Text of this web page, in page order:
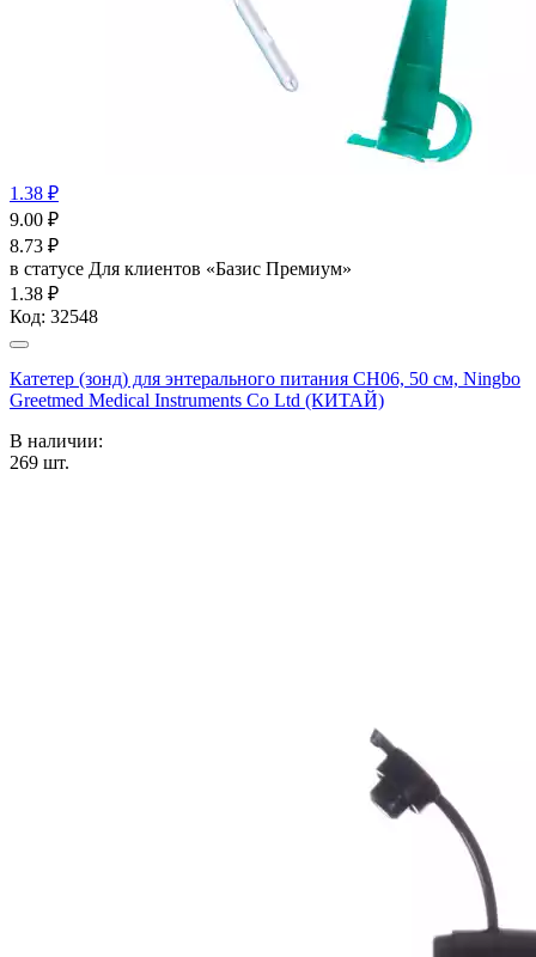
1.38 ₽
9.00 ₽
8.73 ₽
в статусе Для клиентов «Базис Премиум»
1.38 ₽
Код: 32548
Катетер (зонд) для энтерального питания СН06, 50 см, Ningbo
Greetmed Medical Instruments Co Ltd (КИТАЙ)
В наличии:
269 шт.